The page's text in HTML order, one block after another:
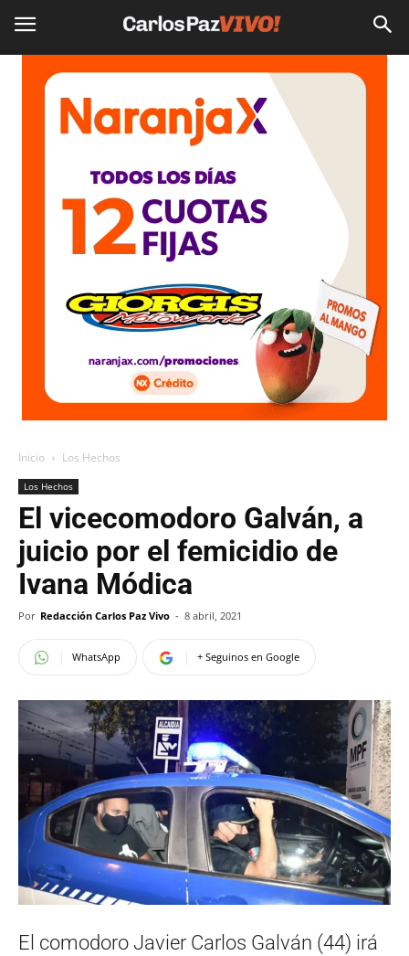
Inicio Los Hechos
Los Hechos
El vicecomodoro Galván, a
juicio por el femicidio de
Ivana Módica
Por Redacción Carlos Paz Vivo - 8 abril, 2021
WhatsApp + Seguinos en Google
El comodoro Javier Carlos Galván (44) irá